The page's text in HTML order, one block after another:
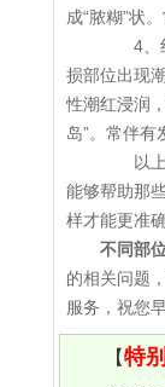
成“脓糊”状
4、红
损部位出现
性潮红浸润
岛”。常伴有
以上
能够帮助那
样才能更准
不同部
的相关问题
服务，祝您
【特